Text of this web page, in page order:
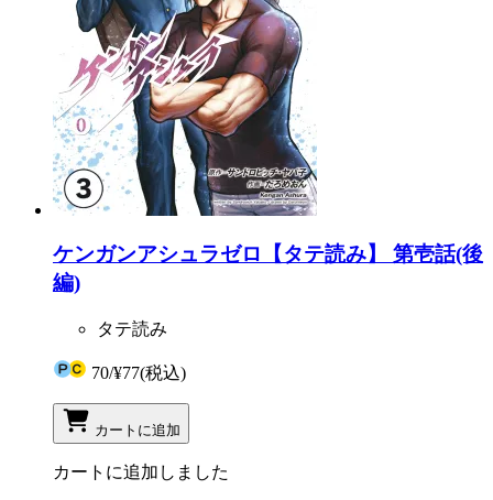
ケンガンアシュラゼロ【タテ読み】 第壱話(後
編)
タテ読み
70/¥77(税込)
カートに追加
カートに追加しました